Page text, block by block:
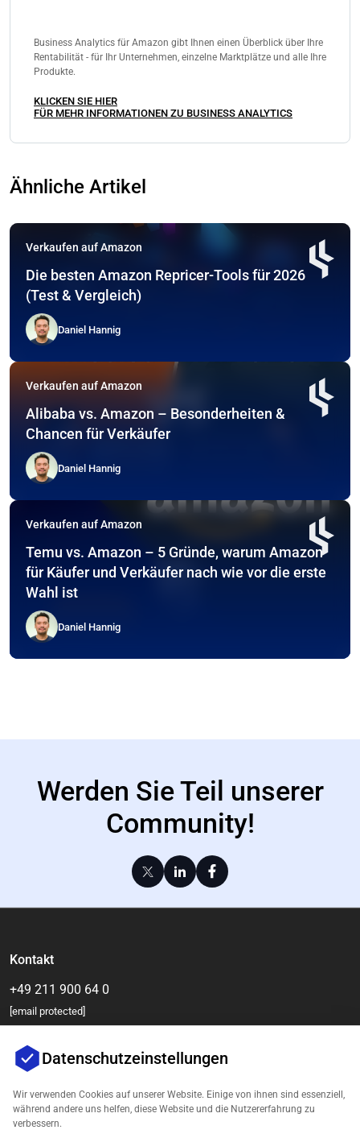
Business Analytics für Amazon gibt Ihnen einen Überblick über Ihre
Rentabilität - für Ihr Unternehmen, einzelne Marktplätze und alle Ihre
Produkte.
KLICKEN SIE HIER
FÜR MEHR INFORMATIONEN ZU BUSINESS ANALYTICS
Ähnliche Artikel
Verkaufen auf Amazon
Die besten Amazon Repricer-Tools für 2026
(Test & Vergleich)
Daniel Hannig
Verkaufen auf Amazon
Alibaba vs. Amazon – Besonderheiten &
Chancen für Verkäufer
Daniel Hannig
Verkaufen auf Amazon
Temu vs. Amazon – 5 Gründe, warum Amazon
für Käufer und Verkäufer nach wie vor die erste
Wahl ist
Daniel Hannig
Werden Sie Teil unserer
Community!
Kontakt
+49 211 900 64 0
[email protected]
Datenschutzeinstellungen
Wir verwenden Cookies auf unserer Website. Einige von ihnen sind essenziell,
während andere uns helfen, diese Website und die Nutzererfahrung zu
verbessern.